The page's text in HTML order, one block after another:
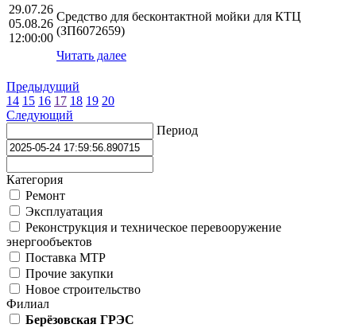
29.07.26
05.08.26
12:00:00
Средство для бесконтактной мойки для КТЦ
(ЗП6072659)
Читать далее
Предыдущий
14 15 16 17 18 19 20
Следующий
Период
Категория
Ремонт
Эксплуатация
Реконструкция и техническое перевооружение
энергообъектов
Поставка МТР
Прочие закупки
Новое строительство
Филиал
Берёзовская ГРЭС